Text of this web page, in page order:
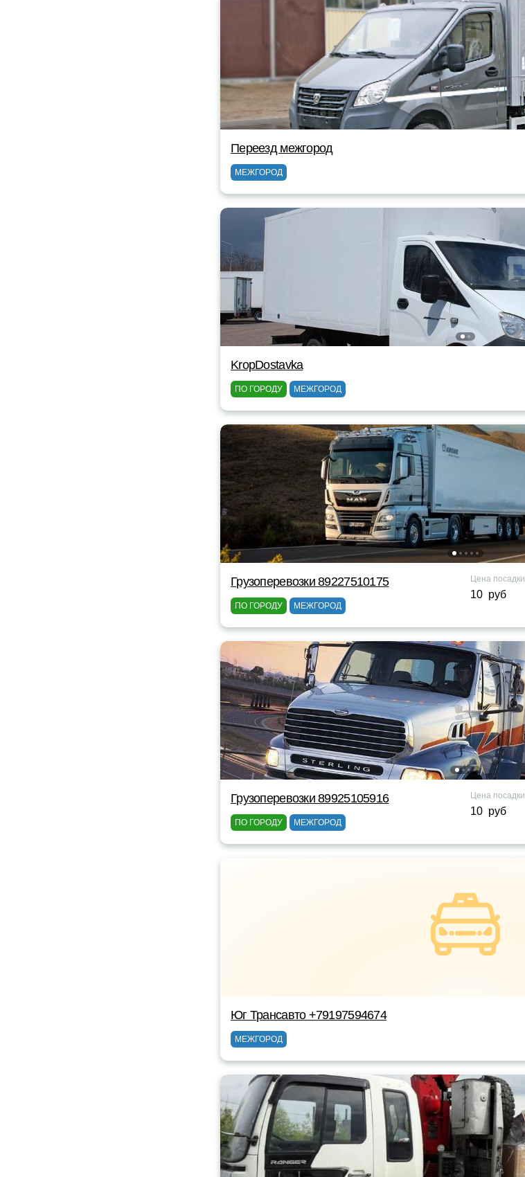
Переезд межгород
МЕЖГОРОД
KropDostavka
ПО ГОРОДУ МЕЖГОРОД
Грузоперевозки 89227510175
ПО ГОРОДУ МЕЖГОРОД
Цена посадки
10 руб
Грузоперевозки 89925105916
ПО ГОРОДУ МЕЖГОРОД
Цена посадки
10 руб
Юг Трансавто +79197594674
МЕЖГОРОД